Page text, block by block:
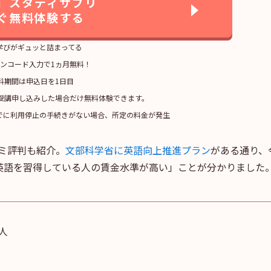
無料体験する
びがギュッと詰まってる
コード入力で1ヵ月無料！
間は申込日を1日目
申し込みした場合だけ無料体験できます。
利用停止の手続きがない場合、所定の料金が発生
判も紹介。 文部科学省に英語向上推進プランがある通り、
を習得している人の賃金水準が高い」ことが分かりました